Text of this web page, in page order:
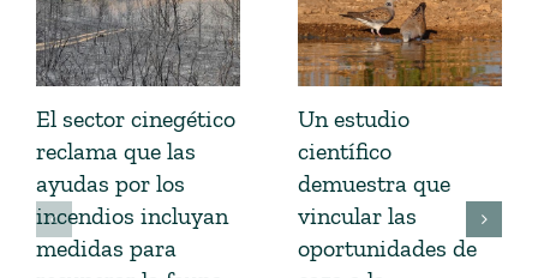
El sector cinegético
reclama que las
ayudas por los
incendios incluyan
medidas para
Un estudio
científico
demuestra que
vincular las
oportunidades de